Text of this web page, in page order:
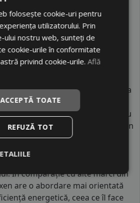
sud-coreean cu o istorie ce
una dintre cele mai vechi
din Coreea de Sud. În prezent,
la nivel global și deține
China și Cehia, aceasta din
piața europeană. Nexen s-a
semnificative în tehnologie și
cu producători auto pentru
Brandul se diferențiază prin
și accesibilitate, oferind
moderne precum compuși
modele optimizate pentru
În comparație cu alte mărci din
are o abordare mai orientată
energetică, ceea ce îl face
folosește cookie-uri pentru
utilizatorului. Prin
ului nostru web, sunteți de
cookie-urile în conformitate
privind cookie-urile.Află
ACCEPTĂ TOATE
REFUZĂ TOT